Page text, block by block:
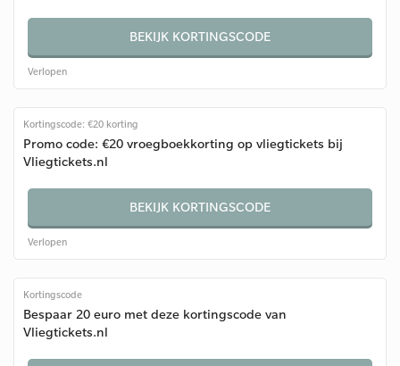
BEKIJK KORTINGSCODE
Verlopen
Kortingscode: €20 korting
Promo code: €20 vroegboekkorting op vliegtickets bij
Vliegtickets.nl
BEKIJK KORTINGSCODE
Verlopen
Kortingscode
Bespaar 20 euro met deze kortingscode van
Vliegtickets.nl